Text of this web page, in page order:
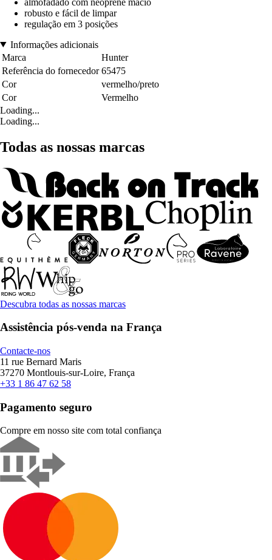
robusto e fácil de limpar
regulação em 3 posições
Informações adicionais
Marca
Hunter
Referência do fornecedor 65475
Cor
vermelho/preto
Cor
Vermelho
Loading...
Loading...
Todas as nossas marcas
Descubra todas as nossas marcas
Assistência pós-venda na França
Contacte-nos
11 rue Bernard Maris
37270 Montlouis-sur-Loire, França
+33 1 86 47 62 58
Pagamento seguro
Compre em nosso site com total confiança